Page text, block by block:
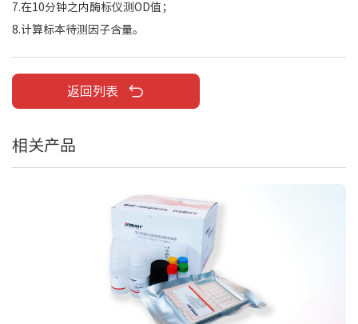
7.在10分钟之内酶标仪测OD值；
8.计算标本待测因子含量。
返回列表
相关产品